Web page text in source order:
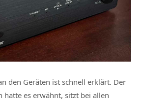
den Geräten ist schnell erklärt. Der
hatte es erwähnt, sitzt bei allen